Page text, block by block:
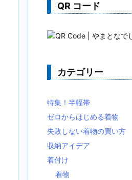
QR コード
カテゴリー
特集！半幅帯
ゼロからはじめる着物
失敗しない着物の買い方
収納アイデア
着付け
着物